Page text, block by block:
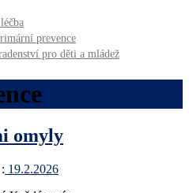
prevence
pro děti a mládež
omyly
19.2.2026